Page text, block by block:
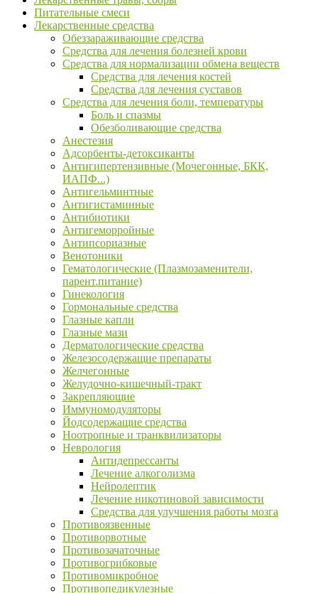
Питательные смеси
Лекарственные средства
Обеззараживающие средства
Средства для лечения болезней крови
Средства для нормализации обмена веществ
Средства для лечения костей
Средства для лечения суставов
Средства для лечения боли, температуры
Боль и спазмы
Обезболивающие средства
Анестезия
Адсорбенты-детоксиканты
Антигипертензивные (Мочегонные, БКК,
ИАПФ...)
Антигельминтные
Антигистаминные
Антибиотики
Антигеморройные
Антипсориазные
Венотоники
Гематологические (Плазмозаменители,
парент.питание)
Гинекология
Гормональные средства
Глазные капли
Глазные мази
Дерматологические средства
Железосодержащие препараты
Желчегонные
Желудочно-кишечный-тракт
Закрепляющие
Иммуномодуляторы
Йодсодержащие средства
Ноотропные и транквилизаторы
Неврология
Антидепрессанты
Лечение алкоголизма
Нейролептик
Лечение никотиновой зависимости
Средства для улучшения работы мозга
Противоязвенные
Противорвотные
Противозачаточные
Противогрибковые
Противомикробное
Противопедикулезные